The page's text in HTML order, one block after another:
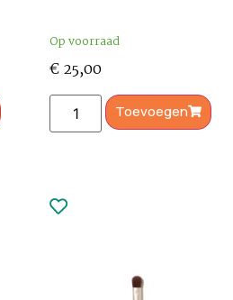
Op voorraad
€25,00
Toevoegen